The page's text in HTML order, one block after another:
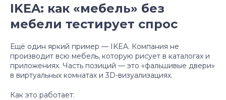
IKEA: как «мебель» без
мебели тестирует спрос
Ещё один яркий пример — IKEA. Компания не
производит всю мебель, которую рисует в каталогах и
приложениях. Часть позиций — это «фальшивые двери»
в виртуальных комнатах и 3D-визуализациях.
Как это работает: